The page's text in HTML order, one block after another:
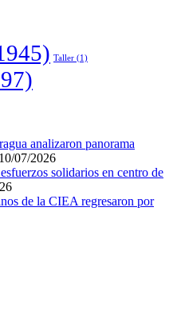
Taller (1)
analizaron panorama
10/07/2026
solidarios en centro de
de la CIEA regresaron por